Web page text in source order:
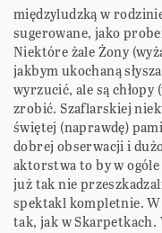
międzyludzką w
sugerowane, jako
Niektóre żale Żony
jakbym ukochaną
wyrzucić, ale są
zrobić. Szaflarskiej
świętej (naprawdę)
dobrej obserwacji i
aktorstwa to by w
już tak nie
spektakl kompletnie.
tak, jak w